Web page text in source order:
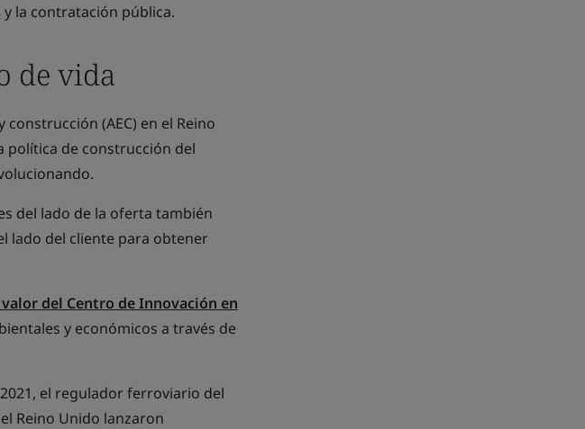
la contratación pública.
de vida
(AEC) en el Reino
política de construcción del
del lado de la oferta también
lado del cliente para obtener
del Centro de Innovación en
y económicos a través de
el regulador ferroviario del
Reino Unido lanzaron